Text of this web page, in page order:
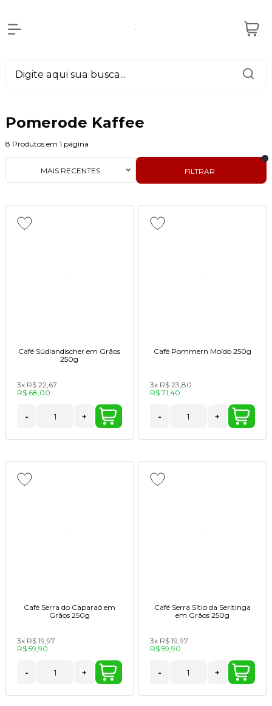
Pomerode Kaffee
8 Produtos em 1 página
FILTRAR
MAIS RECENTES
Café Südlandischer em Grãos
250g
3x R$ 22,67
R$ 68,00
- +
Café Pommern Moído 250g
3x R$ 23,80
R$ 71,40
- +
Café Serra do Caparaó em
Grãos 250g
3x R$ 19,97
R$ 59,90
- +
Café Serra Sítio da Seritinga
em Grãos 250g
3x R$ 19,97
R$ 59,90
- +